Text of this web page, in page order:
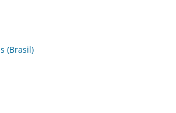
(Brasil)